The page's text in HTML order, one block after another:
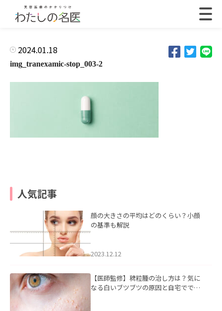
2024.01.18
img_tranexamic-stop_003-2
人気記事
顔の大きさの平均はどのくらい？小顔
の基準も解説
2023.12.12
【医師監修】稗粒腫の治し方は？気に
なる白いブツブツの原因と自宅ででき